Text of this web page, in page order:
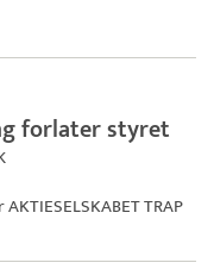
forlater styret
AKTIESELSKABET TRAP